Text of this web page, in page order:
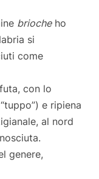
briocheho
si
come
con lo
e ripiena
al nord
genere,